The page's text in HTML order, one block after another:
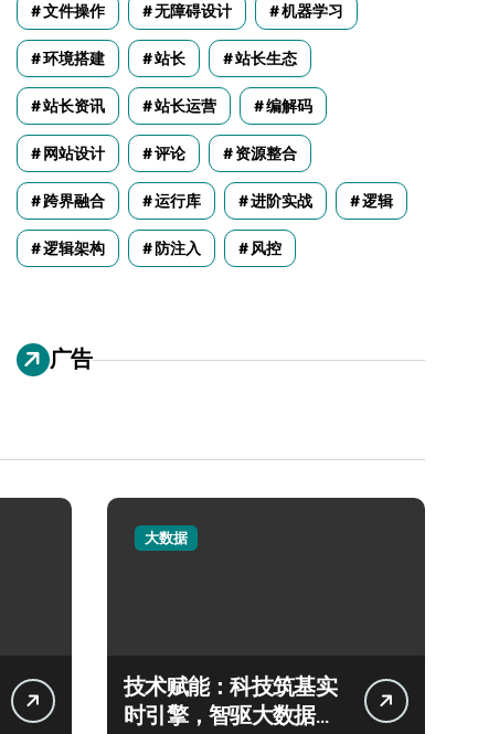
文件操作 无障碍设计 机器学习
环境搭建 站长 站长生态
站长资讯 站长运营 编解码
网站设计 评论 资源整合
跨界融合 运行库 进阶实战 逻辑
逻辑架构 防注入 风控
广告
大数据
技术赋能：科技筑基实
时引擎，智驱大数据秒